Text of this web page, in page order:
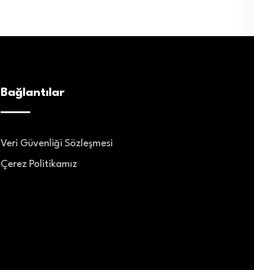
Bağlantılar
Veri Güvenliği Sözleşmesi
Çerez Politikamız